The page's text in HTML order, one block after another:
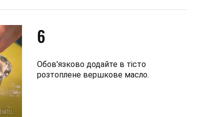
6
Обов'язково додайте в тісто
розтоплене вершкове масло.